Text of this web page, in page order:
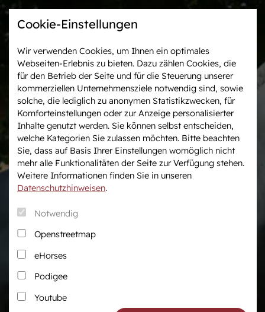
Cookie-Einstellungen
Wir verwenden Cookies, um Ihnen ein optimales
Webseiten-Erlebnis zu bieten. Dazu zählen Cookies, die
für den Betrieb der Seite und für die Steuerung unserer
kommerziellen Unternehmensziele notwendig sind, sowie
solche, die lediglich zu anonymen Statistikzwecken, für
Komforteinstellungen oder zur Anzeige personalisierter
Inhalte genutzt werden. Sie können selbst entscheiden,
welche Kategorien Sie zulassen möchten. Bitte beachten
Sie, dass auf Basis Ihrer Einstellungen womöglich nicht
mehr alle Funktionalitäten der Seite zur Verfügung stehen.
Weitere Informationen finden Sie in unseren
Datenschutzhinweisen.
Notwendig
Openstreetmap
eHorses
Podigee
Youtube
Westfalen-News und
aktuelle Ergebnisse
Veranstaltungen &
Turniere
Wir in Westfalen
Über uns
Verband & Organisation
Team
Jungzüchter
Downloadcenter
Fanshop
Karriere
Vermarktung
Auktionen
After Sales Service
Pferdemarkt
Westfälische Pferdezucht